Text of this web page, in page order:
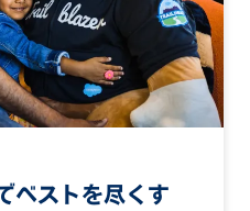
ベストを尽くす